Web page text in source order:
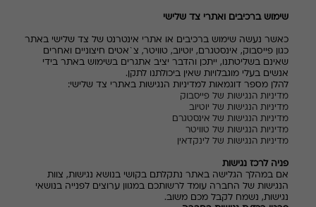
שימוש ברכיבים ואתרי צד שלישי
כאשר נעשה שימוש ברכיבים או אתרי אינטרנט של צד שלישי באתר
כגון פייסבוק, אינסטגרם, יוטיוב, טוויטר, צ`אטים חיצוניים ואחרים
שאינם בשליטתנו, ייתכן והדבר יציב אתגרים בשימוש באתר בידי
אנשים בעלי מוגבלויות שאין ביכולתנו לתקן.
להלן מספר דוגמאות למדיניות הנגישות באתרי צד שלישי:
מדיניות הנגישות של פייסבוק
מדיניות הנגישות של יוטיוב
מדיניות הנגישות של אינסטגרם
מדיניות הנגישות של טוויטר
מדיניות הנגישות של לינקדאין
פניה לרכז נגישות
אם במהלך הגלישה באתר נתקלתם בקושי בנושא נגישות, צוות
הנגישות של החברה עומד לרשותכם במגוון ערוצים לפנייה בנושאי
נגישות, נשמח לקבל מכם משוב.